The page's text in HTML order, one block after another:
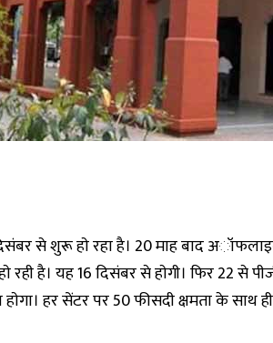
से शुरू हाे रहा है। 20 माह बाद अॉफलाइन
है। यह 16 दिसंबर से हाेगी। फिर 22 से
हर सेंटर पर 50 फीसदी क्षमता के साथ